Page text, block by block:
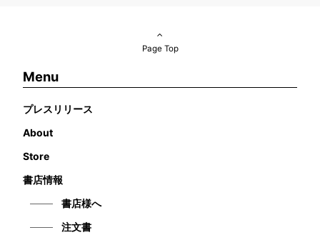
Page Top
Menu
プレスリリース
About
Store
書店情報
書店様へ
注文書